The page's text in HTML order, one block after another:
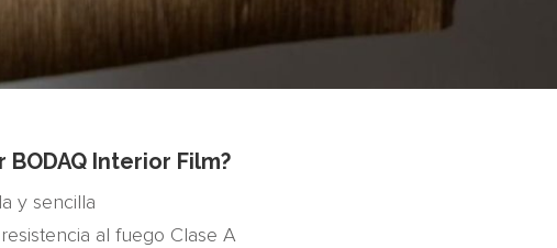
Interior Film?
y sencilla
al fuego Clase A